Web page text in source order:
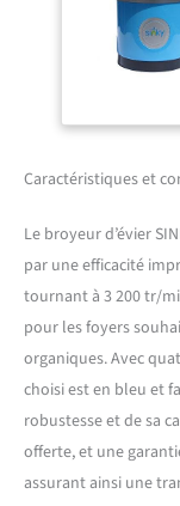
Caractéristiques et
Le broyeur d’évier
par une efficacité
tournant à 3 200 tr/
pour les foyers
organiques. Avec
choisi est en bleu et
robustesse et de sa
offerte, et une
assurant ainsi une